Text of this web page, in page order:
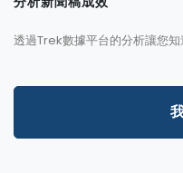
透過Trek數據平台的分析讓您